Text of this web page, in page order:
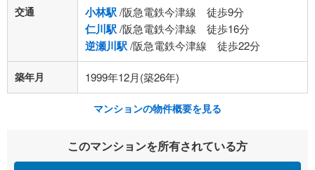
交通 小林駅/阪急電鉄今津線 徒歩9分
仁川駅/阪急電鉄今津線 徒歩16分
逆瀬川駅/阪急電鉄今津線 徒歩22分
築年月 1999年12月(築26年)
マンションの物件概要を見る
このマンションを所有されている方